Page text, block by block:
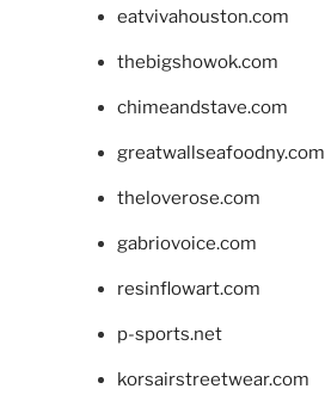
eatvivahouston.com
thebigshowok.com
chimeandstave.com
greatwallseafoodny.com
theloverose.com
gabriovoice.com
resinflowart.com
p-sports.net
korsairstreetwear.com